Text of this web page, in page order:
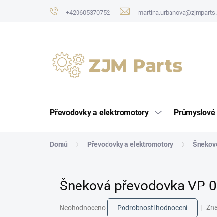
+420605370752
Převodovky a elektromotory
Domů Převodovky a elektromotory
Šneková převodovka VP
hodnocení
Neohodnoceno Podrobnosti hodnocení